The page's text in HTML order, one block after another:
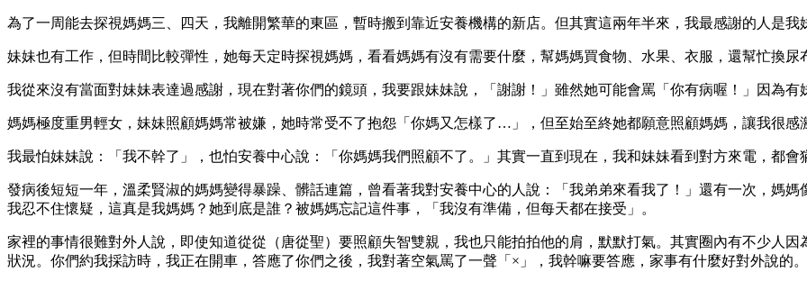
為了一周能去探視媽媽三、四天，我離開繁華的東區，暫時搬到靠近安養機構的新店。但其實這兩年半來，我最感謝的人是我
妹妹也有工作，但時間比較彈性，她每天定時探視媽媽，看看媽媽有沒有需要什麼，幫媽媽買食物、水果、衣服，還幫忙換尿
我從來沒有當面對妹妹表達過感謝，現在對著你們的鏡頭，我要跟妹妹說，「謝謝！」雖然她可能會罵「你有病喔！」因為有
媽媽極度重男輕女，妹妹照顧媽媽常被嫌，她時常受不了抱怨「你媽又怎樣了…」，但至始至終她都願意照顧媽媽，讓我很感
我最怕妹妹說：「我不幹了」，也怕安養中心說：「你媽媽我們照顧不了。」其實一直到現在，我和妹妹看到對方來電，都會
發病後短短一年，溫柔賢淑的媽媽變得暴躁、髒話連篇，曾看著我對安養中心的人說：「我弟弟來看我了！」還有一次，媽媽
我忍不住懷疑，這真是我媽媽？她到底是誰？被媽媽忘記這件事，「我沒有準備，但每天都在接受」。
家裡的事情很難對外人說，即使知道從從（唐從聖）要照顧失智雙親，我也只能拍拍他的肩，默默打氣。其實圈內有不少人
狀況。你們約我採訪時，我正在開車，答應了你們之後，我對著空氣罵了一聲「×」，我幹嘛要答應，家事有什麼好對外說的。